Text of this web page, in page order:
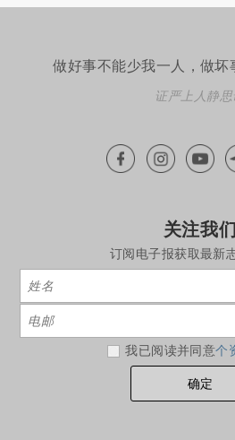
做好事不能少我一人，做坏
证严上人静
关注我们
订阅电子报获取最新
我已阅读并同意个